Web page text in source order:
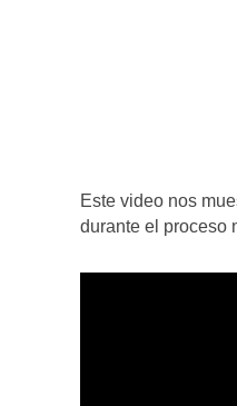
Este video nos
durante el proceso